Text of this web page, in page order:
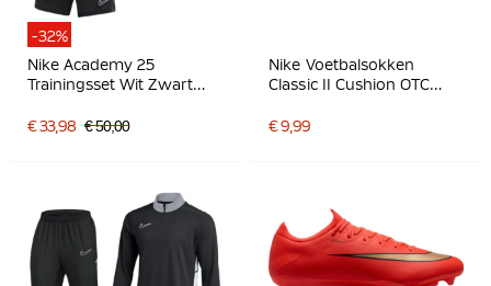
-32%
Nike Academy 25
Trainingsset Wit Zwart
€ 33,98 € 50,00
Nike Voetbalsokken
Classic II Cushion OTC
€ 9,99